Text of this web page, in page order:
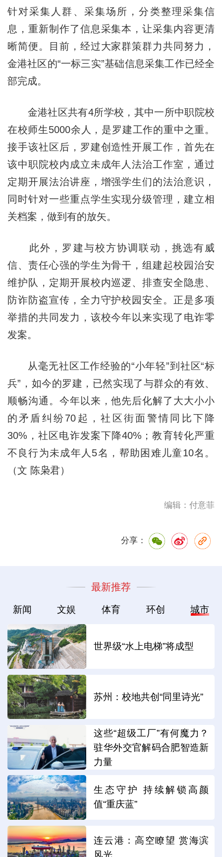
针对采集人群、采集场所，分类整理采集信
息，重新制作了信息采集本，让采集内容更清
晰简便。目前，经过大家群策群力共同努力，
金港社区的“一标三实”基础信息采集工作已经全
部完成。
金港社区共有4所学校，其中一所中职院校
在校师生5000余人，是罗建工作的重中之重。
接手该社区后，罗建创造性开展工作，首先在
该中职院校内成立未成年人法治工作室，通过
定期开展法治讲座，增强学生们的法治意识，
同时针对一些重点学生实现分级管理，建立相
关档案，做到有的放矢。
此外，罗建与校方协调联动，挑选有威
信、责任心强的学生为骨干，组建起校园治安
维护队，定期开展校内巡逻、排查安全隐患、
防诈防盗宣传，全力守护校园安全。正是多项
举措的共同发力，该校今年以来实现了电诈零
发案。
从毫无社区工作经验的“小年轻”到社区“标
兵”，如今的罗建，已然实现了与群众的有效、
顺畅沟通。今年以来，他先后化解了大大小小
的矛盾纠纷70起，社区街面警情同比下降
30%，社区电诈发案下降40%；教育转化严重
不良行为未成年人5名，帮助困难儿童10名。
（文 陈枭君）
编辑：付意菲
分享：
最新推荐
新闻 文娱 体育 环创 城市
世界级“水上电梯”将成型
苏州：校地共创“同里诗光”
这些“超级工厂”有何魔力？
驻华外交官解码合肥智造新
力量
生态守护 持续解锁高颜
值“重庆蓝”
连云港：高空瞭望 赏海滨
风光